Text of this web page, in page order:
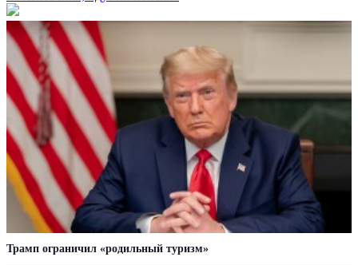
Трамп ограничил «родильный туризм»